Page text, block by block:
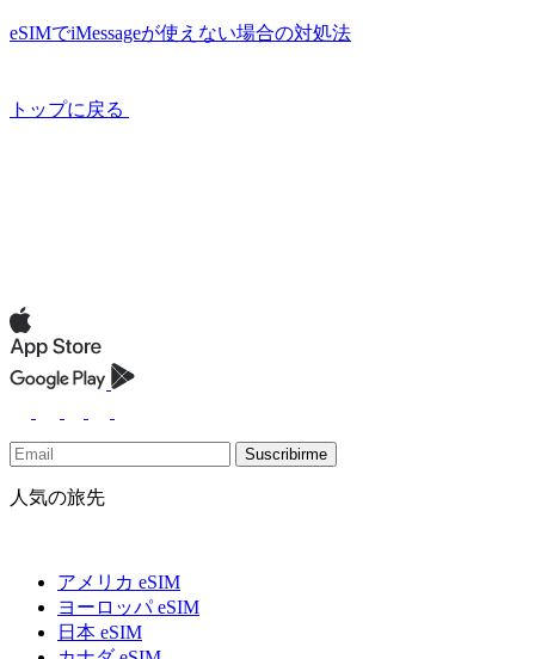
eSIMでiMessageが使えない場合の対処法
トップに戻る
Suscribirme
人気の旅先
アメリカ eSIM
ヨーロッパ eSIM
日本 eSIM